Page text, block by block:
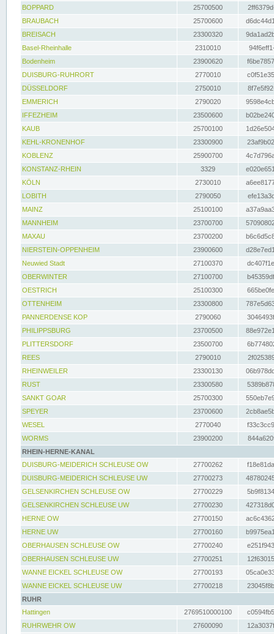
BOPPARD
25700500
BRAUBACH
25700600
BREISACH
23300320
Basel-Rheinhalle
2310010
Bodenheim
23900620
DUISBURG-RUHRORT
2770010
DÜSSELDORF
2750010
EMMERICH
2790020
IFFEZHEIM
23500600
KAUB
25700100
KEHL-KRONENHOF
23300900
KOBLENZ
25900700
KONSTANZ-RHEIN
3329
KÖLN
2730010
LOBITH
2790050
MAINZ
25100100
MANNHEIM
23700700
MAXAU
23700200
NIERSTEIN-OPPENHEIM
23900600
Neuwied Stadt
27100370
OBERWINTER
27100700
OESTRICH
25100300
OTTENHEIM
23300800
PANNERDENSE KOP
2790060
PHILIPPSBURG
23700500
PLITTERSDORF
23500700
REES
2790010
RHEINWEILER
23300130
RUST
23300580
SANKT GOAR
25700300
SPEYER
23700600
WESEL
2770040
WORMS
23900200
RHEIN-HERNE-KANAL
DUISBURG-MEIDERICH SCHLEUSE OW
27700262
DUISBURG-MEIDERICH SCHLEUSE UW
27700273
GELSENKIRCHEN SCHLEUSE OW
27700229
GELSENKIRCHEN SCHLEUSE UW
27700230
HERNE OW
27700150
HERNE UW
27700160
OBERHAUSEN SCHLEUSE OW
27700240
OBERHAUSEN SCHLEUSE UW
27700251
WANNE EICKEL SCHLEUSE OW
27700193
WANNE EICKEL SCHLEUSE UW
27700218
RUHR
Hattingen
2769510000100
RUHRWEHR OW
27600090